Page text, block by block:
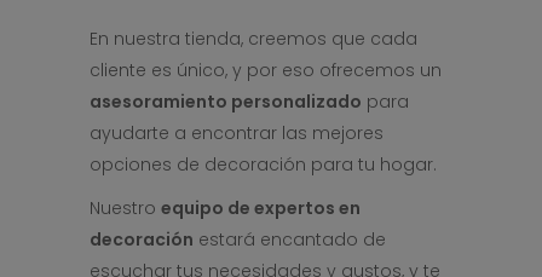
En nuestra tienda, creemos que cada
cliente es único, y por eso ofrecemos un
asesoramiento personalizado para
ayudarte a encontrar las mejores
opciones de decoración para tu hogar.
Nuestro equipo de expertos en
decoración estará encantado de
escuchar tus necesidades y gustos, y te